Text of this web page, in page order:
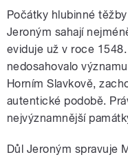
Počátky hlubinné
Jeroným sahají
eviduje už v roce
nedosahovalo
Horním Slavkově,
autentické podobě.
nejvýznamnější
Důl Jeroným spravuje